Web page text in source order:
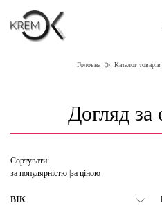
Головна Каталог товарів
Догляд за
Сортувати:
за популярністю за ціною
ВІК